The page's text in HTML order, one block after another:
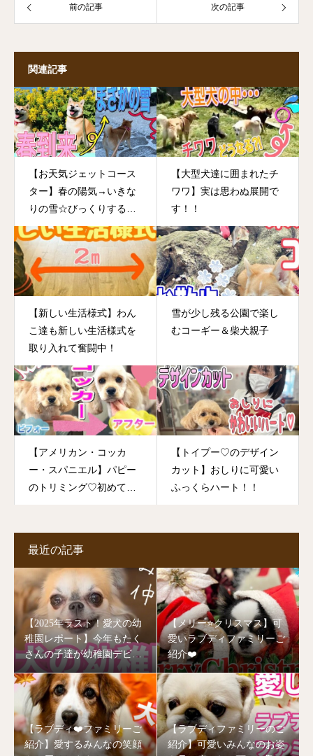
前の記事 次の記事
関連記事
【お天気ジェットコース
ター】春の陽気→いきな
りの雪☆びっくりするよ
うな目まぐるしいお天気
ですが・・・ワンコさん
は元気です！！
【大型犬達に囲まれたチ
ワワ】実は思わぬ展開で
す！！
【新しい生活様式】わん
こ達も新しい生活様式を
取り入れて奮闘中！
雪が少し残る公園で楽し
むコーギー＆柴犬親子
【アメリカン・コッカ
ー・スパニエル】パピー
のトリミング♡初めての
【トイプー♡のデザイン
カット】おしりに可愛い
ふっくらハート！！
最近の記事
【2025年ラスト！愛犬の幼
稚園レポート】今年もたく
さんの子達が幼稚園デビュ
ーしました🥰
【メリー⭐️クリスマス】可
愛いラブディファミリーご
紹介❤️
【ラブディ❤️ファミリーご
紹介】愛するみんなの笑顔
【ラブディファミリーのご
紹介】可愛いみんなのお姿